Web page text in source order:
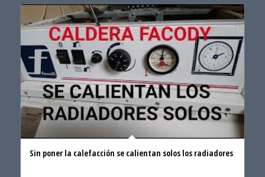
Sin poner la calefacción se calientan solos los radiadores